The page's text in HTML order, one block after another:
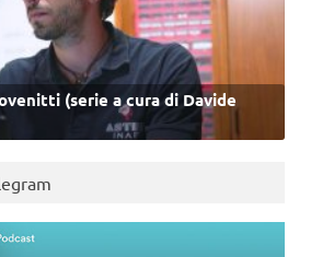
(serie a cura di Davide